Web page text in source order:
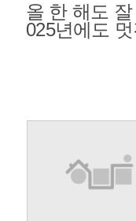
올 한 해도
025년에도